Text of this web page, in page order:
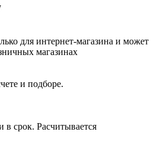
для интернет-магазина и может
магазинах
и подборе.
в срок. Расчитывается